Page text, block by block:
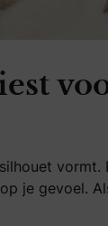
je gevoel.